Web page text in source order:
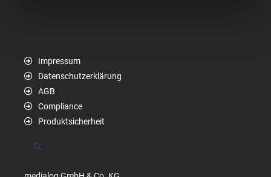
Impressum
Datenschutzerklärung
AGB
Compliance
Produktsicherheit
Suchen